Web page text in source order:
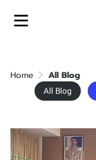
Home All Blog
All Blog